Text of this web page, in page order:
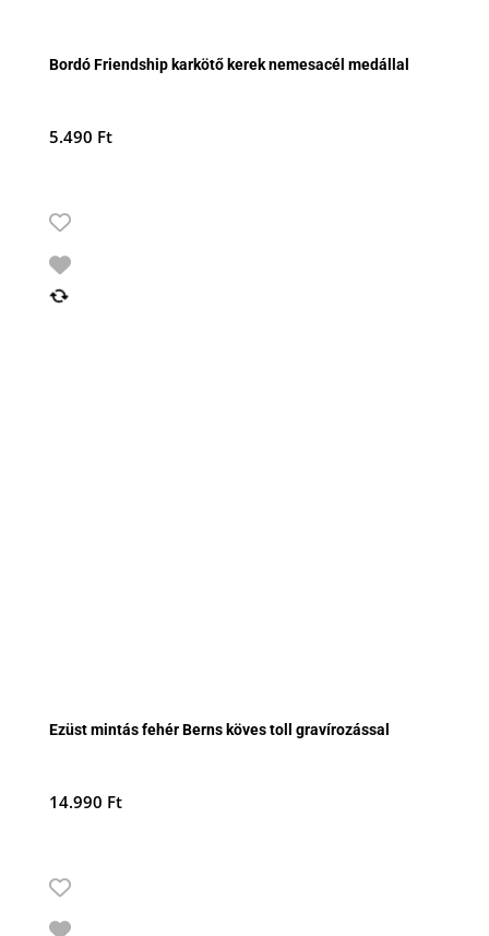
Bordó Friendship karkötő kerek nemesacél medállal
5.490 Ft
Ezüst mintás fehér Berns köves toll gravírozással
14.990 Ft